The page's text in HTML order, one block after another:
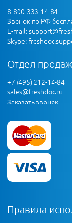
8-800-333-14-84
Звонок по РФ
E-mail:
Skype:
Отдел продаж
+7 (495) 212-14-84
sales@freshdoc.ru
Заказать звонок
Правила